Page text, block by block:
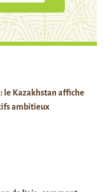
: le Kazakhstan affiche
ambitieux